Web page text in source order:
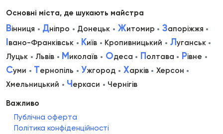
Основні міста, де шукають майстра
Вінниця Дніпро Донецьк Житомир Запоріжжя
Івано-Франківськ Київ Кропивницький Луганськ
Луцьк
Львів Миколаїв Одеса Полтава Рівне
Суми Тернопіль Ужгород Харків
Херсон
Хмельницький
Черкаси Чернігів
Важливо
Публічна оферта
Політика конфіденційності